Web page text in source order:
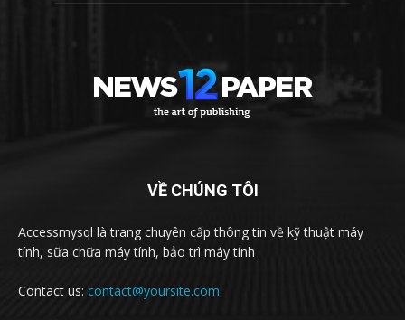
VỀ CHÚNG TÔI
Accessmysql là trang chuyên cấp thông tin về kỹ thuật máy
tính, sữa chữa máy tính, bảo trì máy tính
Contact us: contact@yoursite.com